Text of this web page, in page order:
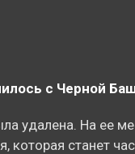
с Черной
удалена. На ее
которая станет